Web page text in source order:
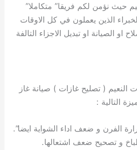
حيث نؤمن لكم فريقا” متكاملا”
الذين يعملون في كل الاوقات
او الصيانة او تبديل الاجزاء التالفة
النعيم ( تصليح غازات ) صيانة غاز
التالية :
الفرن و ضعف اداء الشواية ايضا”.
و تصحيح ضعف اشتعالها.